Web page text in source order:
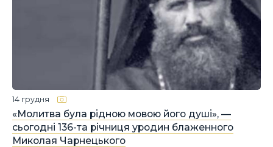
«Молитва була рідною мовою його душі», —
сьогодні 136-та річниця уродин блаженного
Миколая Чарнецького
14 грудня